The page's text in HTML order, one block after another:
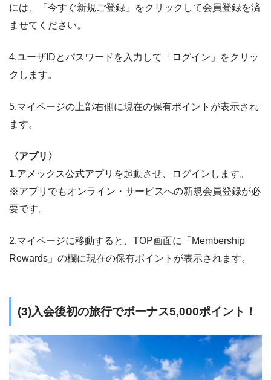
には、「今すぐ新規ご登録」をクリックして会員登録を済
ませてください。
4.ユーザIDとパスワードを入力して「ログイン」をクリッ
クします。
5.マイページの上部右側に現在の保有ポイントが表示され
ます。
〈アプリ〉
1.アメックス公式アプリを起動させ、ログインします。
※アプリでもオンライン・サービスへの新規会員登録が必
要です。
2.マイページに移動すると、TOP画面に「Membership
Rewards」の欄に現在の保有ポイントが表示されます。
(3)入会後初の旅行でボーナス5,000ポイント！